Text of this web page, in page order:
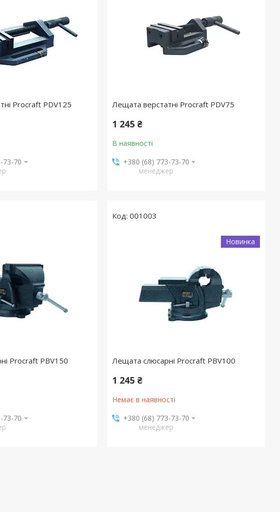
Procraft PDV125
73-70
Лещата верстатні Procraft PDV75
1 245 ₴
В наявності
+380 (68) 773-73-70
менеджер
Procraft PBV150
73-70
001003
Новинка
Лещата слюсарні Procraft PBV100
1 245 ₴
Немає в наявності
+380 (68) 773-73-70
менеджер